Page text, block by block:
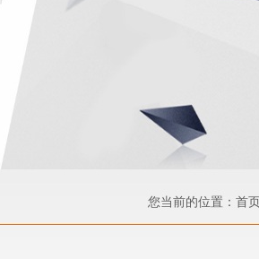
您当前的位置： 首页